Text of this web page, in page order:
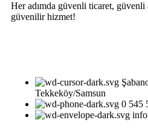
Her adımda güvenli ticaret, güvenli
güvenilir hizmet!
Tekkeköy/Samsun
0 545